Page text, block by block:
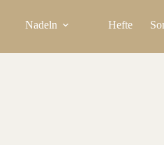
Nadeln Hefte